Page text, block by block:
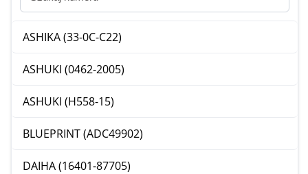
ASHIKA (33-0C-C22)
ASHUKI (0462-2005)
ASHUKI (H558-15)
BLUEPRINT (ADC49902)
DAIHA (16401-87705)